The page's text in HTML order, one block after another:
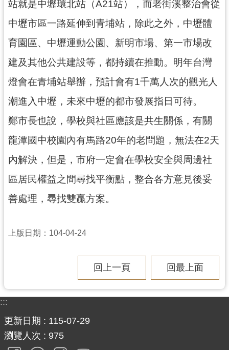
入
口
隱
私
權
政
策
網
站
安
全
政
網
放
告
站就是中壢環北站（A21站），而老街溪整治會從
中壢市區一路延伸到青埔站，除此之外，中壢體
育園區、中壢運動公園、新明市場、第一市場改
建及其他公共建設等，都持續在推動。明年台灣
燈會在青埔站舉辦，預計會有1千萬人次的觀光人
潮進入中壢，未來中壢的都市發展指日可待。
鄭市長也說，學校與社區應該是共生關係，有關
龍潭國中校園內有馬路20年的老問題，無法在2天
內解決，但是，市府一定會在學校安全與周邊社
區居民權益之間尋找平衡點，整合各方意見後妥
善處理，尋找雙贏方案。
上版日期：104-04-24
回上一頁 回最上面
:::
更新日期
115-07-29
瀏覽人次
975